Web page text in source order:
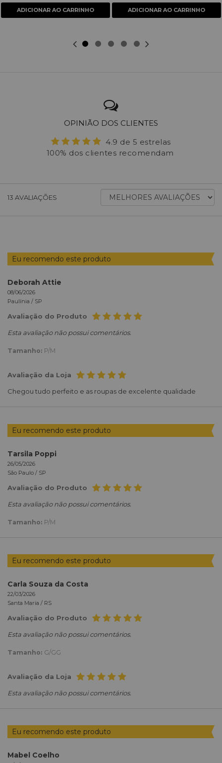
ADICIONAR AO CARRINHO ADICIONAR AO CARRINHO
OPINIÃO DOS CLIENTES
4.9 de 5 estrelas
100% dos clientes recomendam
13 AVALIAÇÕES
ORDENAR
AVALIAÇÕES
Eu recomendo este produto
Deborah Attie
08/06/2026
Paulínia / SP
Avaliação do Produto
Esta avaliação não possui comentários.
Tamanho: P/M
Avaliação da Loja
Chegou tudo perfeito e as roupas de excelente qualidade
Eu recomendo este produto
Tarsila Poppi
26/05/2026
São Paulo / SP
Avaliação do Produto
Esta avaliação não possui comentários.
Tamanho: P/M
Eu recomendo este produto
Carla Souza da Costa
22/03/2026
Santa Maria / RS
Avaliação do Produto
Esta avaliação não possui comentários.
Tamanho: G/GG
Avaliação da Loja
Esta avaliação não possui comentários.
Eu recomendo este produto
Mabel Coelho